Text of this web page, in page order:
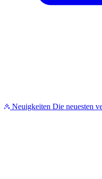
Neuigkeiten Die neuesten